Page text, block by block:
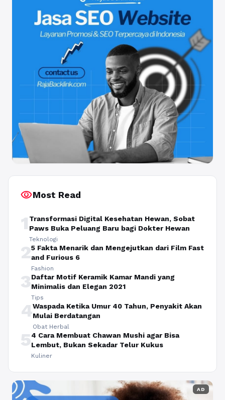
visibilityMost Read
1 Transformasi Digital Kesehatan Hewan, Sobat
Paws Buka Peluang Baru bagi Dokter Hewan
Teknologi
25 Fakta Menarik dan Mengejutkan dari Film Fast
and Furious 6
Fashion
3Daftar Motif Keramik Kamar Mandi yang
Minimalis dan Elegan 2021
Tips
4Waspada Ketika Umur 40 Tahun, Penyakit Akan
Mulai Berdatangan
Obat Herbal
54 Cara Membuat Chawan Mushi agar Bisa
Lembut, Bukan Sekadar Telur Kukus
Kuliner
AD